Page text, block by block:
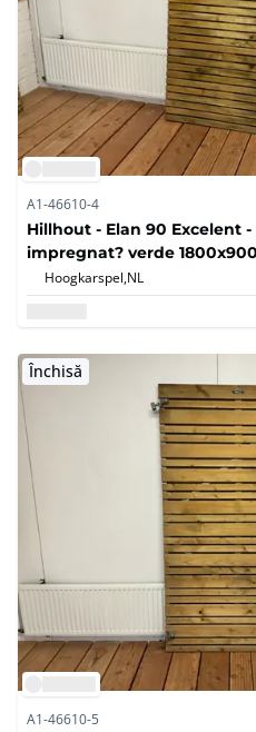
A1-46610-4
Hillhout - Elan 90 Excelent
impregnat? verde
Hoogkarspel,NL
Închisă
A1-46610-5